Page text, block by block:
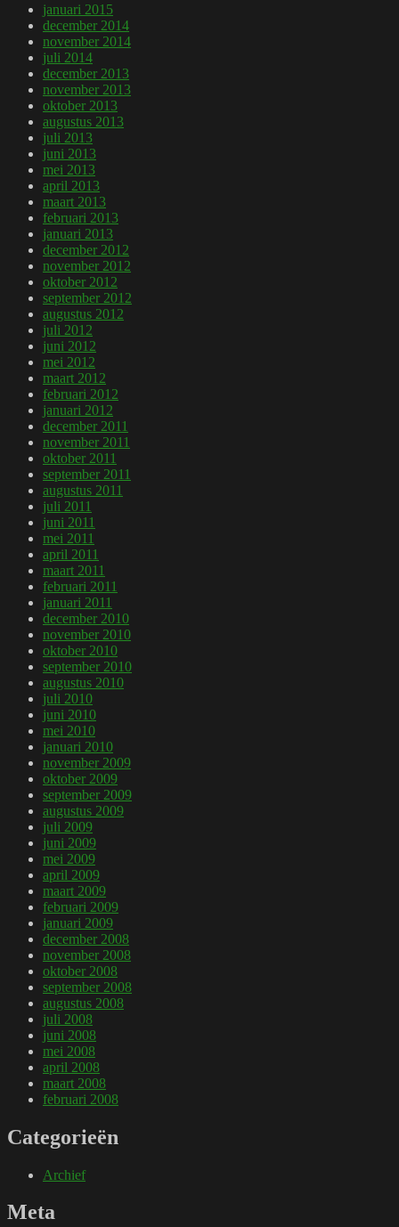
januari 2015
december 2014
november 2014
juli 2014
december 2013
november 2013
oktober 2013
augustus 2013
juli 2013
juni 2013
mei 2013
april 2013
maart 2013
februari 2013
januari 2013
december 2012
november 2012
oktober 2012
september 2012
augustus 2012
juli 2012
juni 2012
mei 2012
maart 2012
februari 2012
januari 2012
december 2011
november 2011
oktober 2011
september 2011
augustus 2011
juli 2011
juni 2011
mei 2011
april 2011
maart 2011
februari 2011
januari 2011
december 2010
november 2010
oktober 2010
september 2010
augustus 2010
juli 2010
juni 2010
mei 2010
januari 2010
november 2009
oktober 2009
september 2009
augustus 2009
juli 2009
juni 2009
mei 2009
april 2009
maart 2009
februari 2009
januari 2009
december 2008
november 2008
oktober 2008
september 2008
augustus 2008
juli 2008
juni 2008
mei 2008
april 2008
maart 2008
februari 2008
Categorieën
Archief
Meta